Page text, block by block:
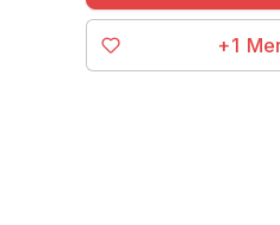
+1